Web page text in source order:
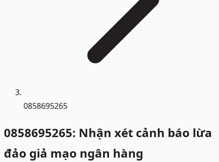
0858695265
0858695265: Nhận xét cảnh báo lừa
đảo giả mạo ngân hàng